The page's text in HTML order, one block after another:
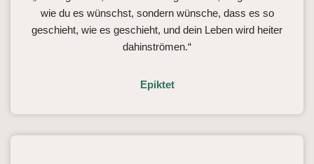
wie du es wünschst, sondern wünsche, dass es so
geschieht, wie es geschieht, und dein Leben wird heiter
dahinströmen.“
Epiktet